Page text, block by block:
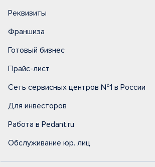
Реквизиты
Франшиза
Готовый бизнес
Прайс-лист
Сеть сервисных центров №1 в России
Для инвесторов
Работа в Pedant.ru
Обслуживание юр. лиц